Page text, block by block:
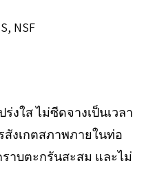
NSF
งใส ไม่ซีดจางเป็นเวลา
งเกตสภาพภายในท่อ
าบตะกรันสะสม และไม่